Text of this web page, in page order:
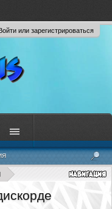
или зарегистрироваться